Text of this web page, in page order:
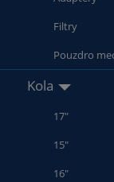
Filtry
Pouzdro
Kola
17"
15"
16"